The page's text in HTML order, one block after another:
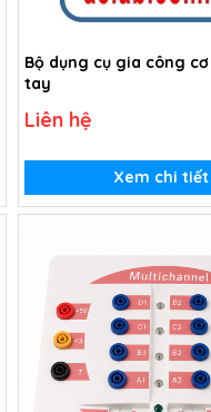
Bộ dụng cụ gia công
tay
Liên hệ
Xem chi tiết